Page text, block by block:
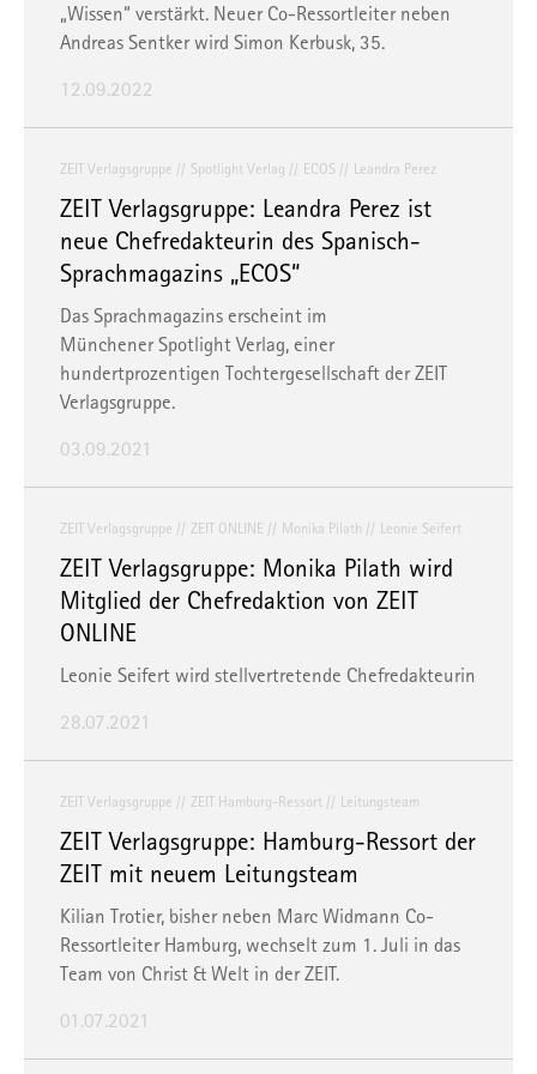
„Wissen“ verstärkt. Neuer Co-Ressortleiter neben
Andreas Sentker wird Simon Kerbusk, 35.
12.09.2022
ZEIT Verlagsgruppe Spotlight Verlag ECOS Leandra Perez
ZEIT Verlagsgruppe: Leandra Perez ist
neue Chefredakteurin des Spanisch-
Sprachmagazins „ECOS“
Das Sprachmagazins erscheint im
Münchener Spotlight Verlag, einer
hundertprozentigen Tochtergesellschaft der ZEIT
Verlagsgruppe.
03.09.2021
ZEIT Verlagsgruppe ZEIT ONLINE Monika Pilath Leonie Seifert
ZEIT Verlagsgruppe: Monika Pilath wird
Mitglied der Chefredaktion von ZEIT
ONLINE
Leonie Seifert wird stellvertretende Chefredakteurin
28.07.2021
ZEIT Verlagsgruppe ZEIT Hamburg-Ressort Leitungsteam
ZEIT Verlagsgruppe: Hamburg-Ressort der
ZEIT mit neuem Leitungsteam
Kilian Trotier, bisher neben Marc Widmann Co-
Ressortleiter Hamburg, wechselt zum 1. Juli in das
Team von Christ & Welt in der ZEIT.
01.07.2021